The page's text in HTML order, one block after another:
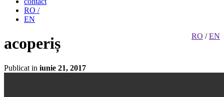
RO /
EN
RO /EN
acoperiș
Publicat in iunie 21, 2017